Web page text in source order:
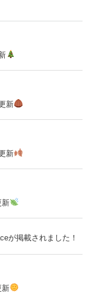
新
新
新
が掲載されました！
新